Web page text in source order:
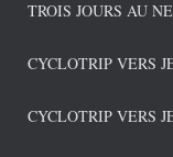
TROIS JOURS AU
CYCLOTRIP VERS
CYCLOTRIP VERS